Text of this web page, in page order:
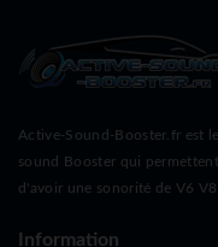
Active-Sound-Booster.fr est
sound Booster qui
d'avoir une sonorité de V6 V8
Information